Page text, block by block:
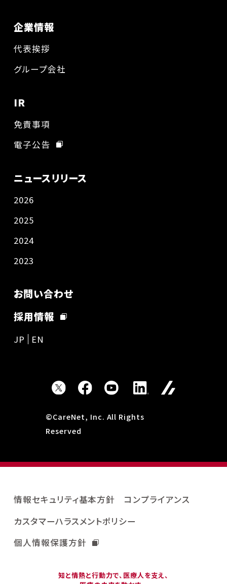
企業情報
代表挨拶
グループ会社
IR
免責事項
電子公告
ニュースリリース
2026
2025
2024
2023
お問い合わせ
採用情報
JP EN
©CareNet, Inc. All Rights
Reserved
知と情熱と行動力で、医療人を支え、
情報セキュリティ基本方針
コンプライアンス
カスタマーハラスメントポリシー
個人情報保護方針